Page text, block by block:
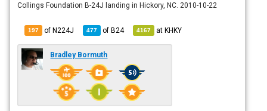
Collings Foundation B-24J landing in Hickory, NC. 2010-10-22
197 of N224J 477 ofB24 4167 atKHKY
Bradley Bormuth